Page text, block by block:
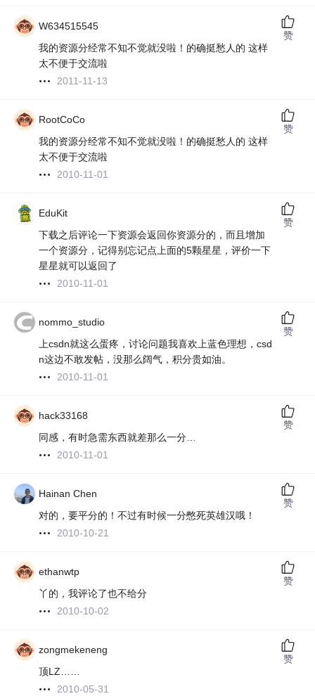
W634515545
我的资源分经常不知不觉就没啦！的确挺愁人的 这样
太不便于交流啦
2011-11-13
赞
RootCoCo
我的资源分经常不知不觉就没啦！的确挺愁人的 这样
太不便于交流啦
2010-11-01
赞
EduKit
下载之后评论一下资源会返回你资源分的，而且增加
一个资源分，记得别忘记点上面的5颗星星，评价一下
星星就可以返回了
2010-11-01
赞
nommo_studio
上csdn就这么蛋疼，讨论问题我喜欢上蓝色理想，csd
n这边不敢发帖，没那么阔气，积分贵如油。
2010-11-01
赞
hack33168
同感，有时急需东西就差那么一分…
2010-11-01
赞
Hainan Chen
对的，要平分的！不过有时候一分憋死英雄汉哦！
2010-10-21
赞
ethanwtp
丫的，我评论了也不给分
2010-10-02
赞
zongmekeneng
顶LZ……
2010-05-31
赞